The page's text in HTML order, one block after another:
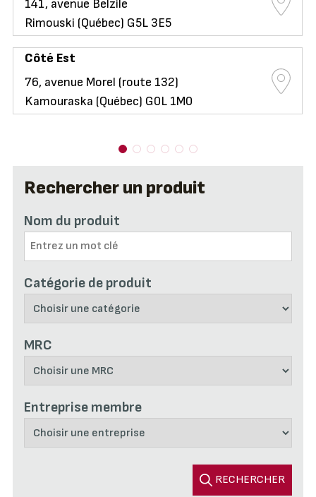
Rechercher un produit
Nom du produit
Catégorie de produit
MRC
Entreprise membre
RECHERCHER
141, avenue Belzile
Rimouski (Québec) G5L 3E5
Côté Est
76, avenue Morel (route 132)
Kamouraska (Québec) G0L 1M0